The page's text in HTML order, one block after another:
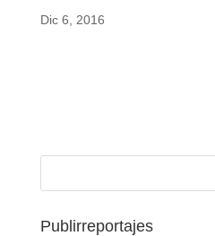
Dic 6, 2016
Publirreportajes